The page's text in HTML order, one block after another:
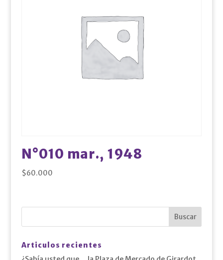
N°010 mar., 1948
$60.000
Articulos recientes